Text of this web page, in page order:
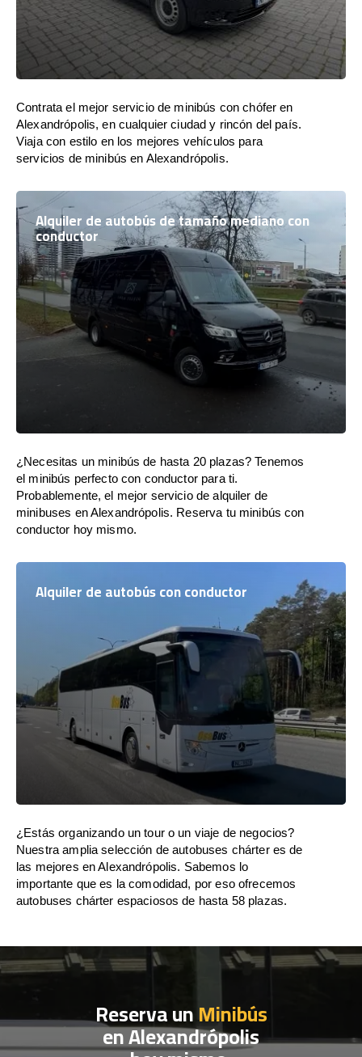
Contrata el mejor servicio de minibús con chófer en
Alexandrópolis, en cualquier ciudad y rincón del país.
Viaja con estilo en los mejores vehículos para
servicios de minibús en Alexandrópolis.
Alquiler de autobús de tamaño mediano con
conductor
¿Necesitas un minibús de hasta 20 plazas? Tenemos
el minibús perfecto con conductor para ti.
Probablemente, el mejor servicio de alquiler de
minibuses en Alexandrópolis. Reserva tu minibús con
conductor hoy mismo.
Alquiler de autobús con conductor
¿Estás organizando un tour o un viaje de negocios?
Nuestra amplia selección de autobuses chárter es de
las mejores en Alexandrópolis. Sabemos lo
importante que es la comodidad, por eso ofrecemos
autobuses chárter espaciosos de hasta 58 plazas.
Reserva unMinibús
en Alexandrópolis